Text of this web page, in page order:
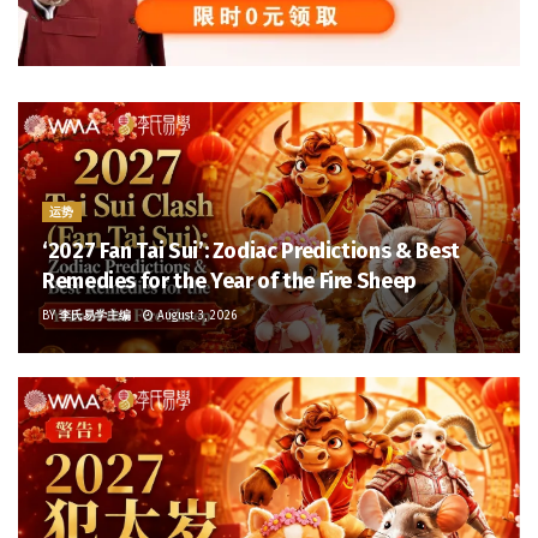
运势
‘2027 Fan Tai Sui’: Zodiac Predictions & Best
Remedies for the Year of the Fire Sheep
BY 李氏易学主编 August 3, 2026